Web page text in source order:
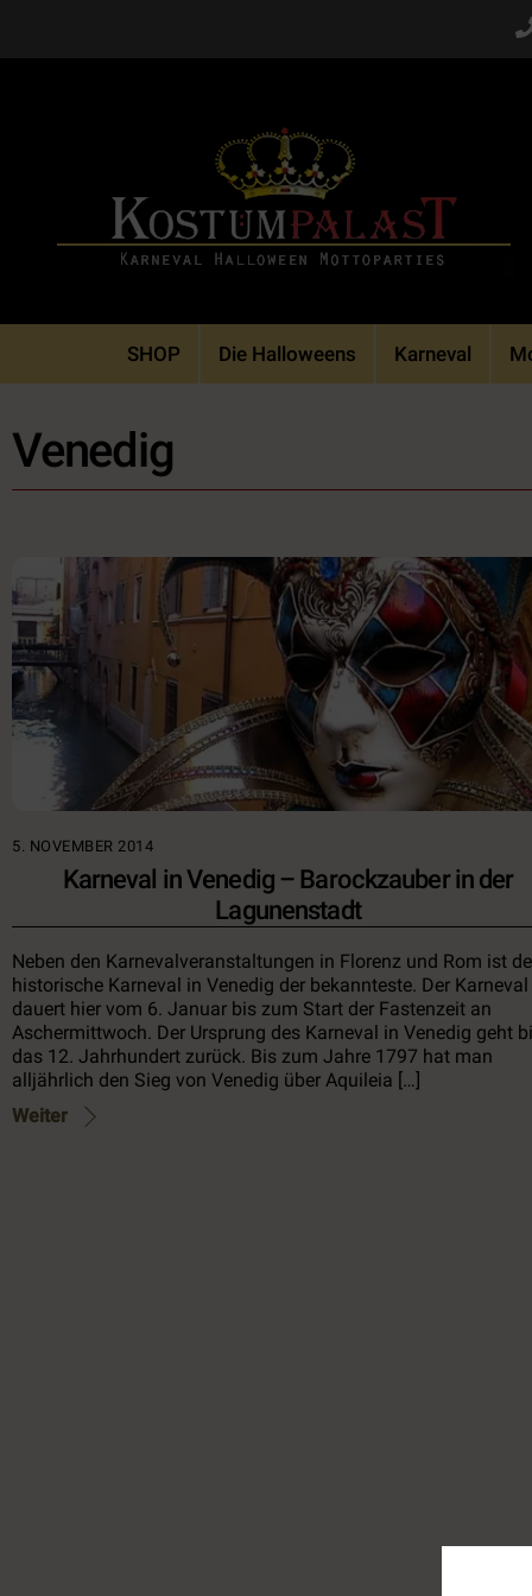
SHOP Die Halloweens Karneval
Venedig
5. NOVEMBER 2014
Karneval in Venedig – Barockzauber in der
Lagunenstadt
Neben den Karnevalveranstaltungen in Florenz und Rom ist
historische Karneval in Venedig der bekannteste. Der Karneval
dauert hier vom 6. Januar bis zum Start der Fastenzeit an
Aschermittwoch. Der Ursprung des Karneval in Venedig geht
das 12. Jahrhundert zurück. Bis zum Jahre 1797 hat man
alljährlich den Sieg von Venedig über Aquileia […]
Weiter